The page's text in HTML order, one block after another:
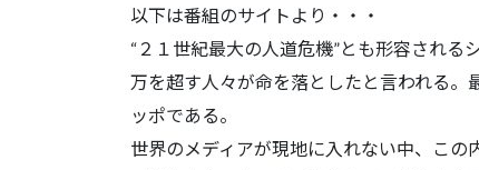
以下は番組のサイトより・・・
“２１世紀最大の人道危機”とも形容される
万を超す人々が命を落としたと言われる
ッポである。
世界のメディアが現地に入れない中、こ